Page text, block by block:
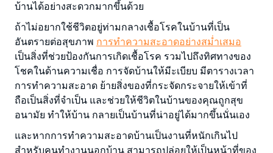
บ้านได้อย่างสะดวกมากขึ้นด้วย
ถ้าไม่อยากใช้ชีวิตอยู่ท่ามกลางเชื้อโรคในบ้านที่เป็น
อันตรายต่อสุขภาพ การทำความสะอาดอย่างสม่ำเสมอ
เป็นสิ่งที่ช่วยป้องกันการเกิดเชื้อโรค รวมไปถึงทิศทางของ
โชคในด้านความเชื่อ การจัดบ้านให้มีะเบียบ มีตารางเวลา
การทำความสะอาด ย้ายสิ่งของที่กระจัดกระจายให้เข้าที่
ถือเป็นสิ่งที่จำเป็น และช่วยให้ชีวิตในบ้านของคุณถูกสุข
อนามัย ทำให้บ้าน กลายเป็นบ้านที่น่าอยู่ได้มากขึ้นนั่นเอง
และหากการทำความสะอาดบ้านเป็นงานที่หนักเกินไป
สำหรับคนทำงานนอกบ้าน สามารถปล่อยให้เป็นหน้าที่ของ